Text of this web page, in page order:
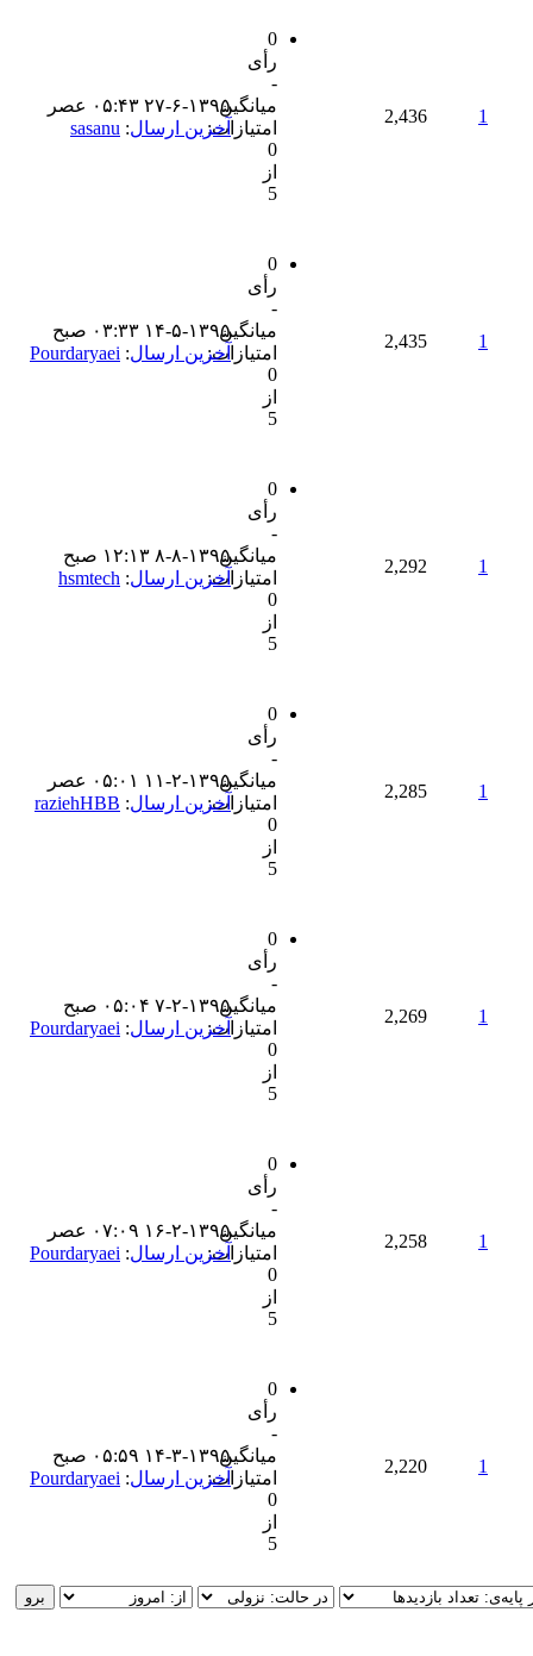
1
2,436
0
رأی
-
میانگین
امتیازات:
0
از
5
۲۷-۶-۱۳۹۵ ۰۵:۴۳ عصر
آخرین ارسال:
sasanu
1
2,435
0
رأی
-
میانگین
امتیازات:
0
از
5
۱۴-۵-۱۳۹۵ ۰۳:۳۳ صبح
آخرین ارسال:
Pourdaryaei
1
2,292
0
رأی
-
میانگین
امتیازات:
0
از
5
۸-۸-۱۳۹۵ ۱۲:۱۳ صبح
آخرین ارسال:
hsmtech
1
2,285
0
رأی
-
میانگین
امتیازات:
0
از
5
۱۱-۲-۱۳۹۵ ۰۵:۰۱ عصر
آخرین ارسال:
raziehHBB
1
2,269
0
رأی
-
میانگین
امتیازات:
0
از
5
۷-۲-۱۳۹۵ ۰۵:۰۴ صبح
آخرین ارسال:
Pourdaryaei
1
2,258
0
رأی
-
میانگین
امتیازات:
0
از
5
۱۶-۲-۱۳۹۵ ۰۷:۰۹ عصر
آخرین ارسال:
Pourdaryaei
1
2,220
0
رأی
-
میانگین
امتیازات:
0
از
5
۱۴-۳-۱۳۹۵ ۰۵:۵۹ صبح
آخرین ارسال:
Pourdaryaei